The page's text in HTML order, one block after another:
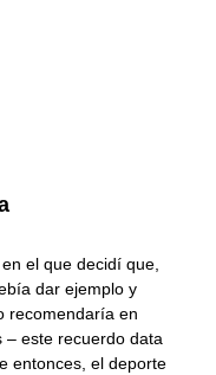
el que decidí que,
dar ejemplo y
recomendaría en
– este recuerdo data
entonces, el deporte